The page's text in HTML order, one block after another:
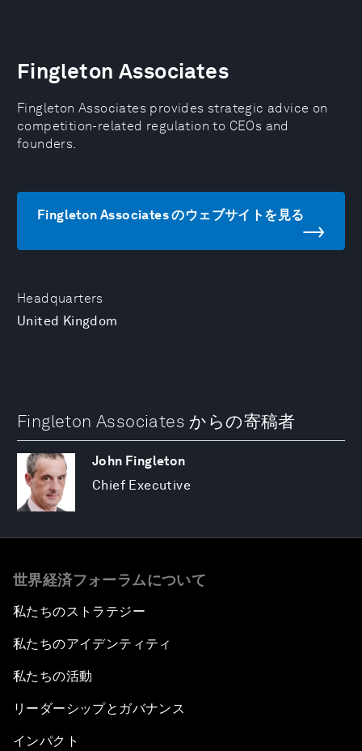
Headquarters
United Kingdom
Fingleton Associates
Fingleton Associates provides strategic advice on
competition-related regulation to CEOs and
founders.
Fingleton Associates のウェブサイトを見る
Fingleton Associates からの寄稿者
John Fingleton
Chief Executive
世界経済フォーラムについて
私たちのストラテジー
私たちのアイデンティティ
私たちの活動
リーダーシップとガバナンス
インパクト